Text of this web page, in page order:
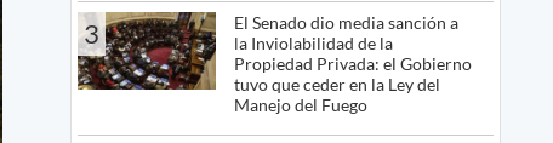
3
El Senado dio media sanción a
la Inviolabilidad de la
Propiedad Privada: el Gobierno
tuvo que ceder en la Ley del
Manejo del Fuego